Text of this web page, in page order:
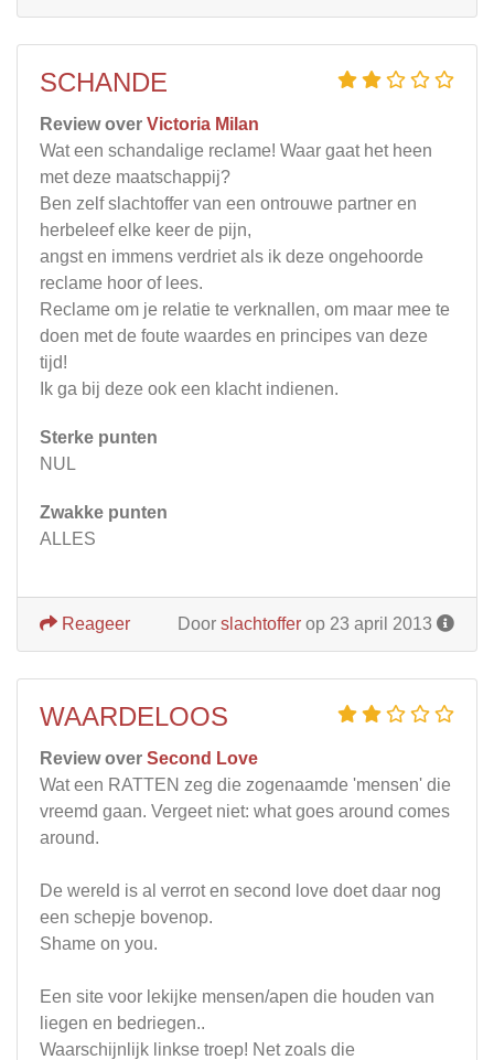
SCHANDE
Review over Victoria Milan
Wat een schandalige reclame! Waar gaat het heen
met deze maatschappij?
Ben zelf slachtoffer van een ontrouwe partner en
herbeleef elke keer de pijn,
angst en immens verdriet als ik deze ongehoorde
reclame hoor of lees.
Reclame om je relatie te verknallen, om maar mee te
doen met de foute waardes en principes van deze
tijd!
Ik ga bij deze ook een klacht indienen.
Sterke punten
NUL
Zwakke punten
ALLES
Door slachtoffer op 23 april 2013
Reageer
WAARDELOOS
Review over Second Love
Wat een RATTEN zeg die zogenaamde 'mensen' die
vreemd gaan. Vergeet niet: what goes around comes
around.
De wereld is al verrot en second love doet daar nog
een schepje bovenop.
Shame on you.
Een site voor lekijke mensen/apen die houden van
liegen en bedriegen..
Waarschijnlijk linkse troep! Net zoals die